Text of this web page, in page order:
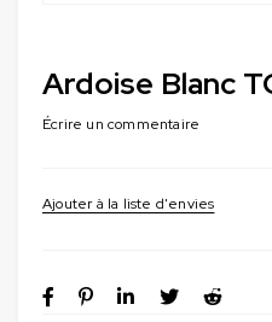
Ardoise Blanc
Écrire un commentaire